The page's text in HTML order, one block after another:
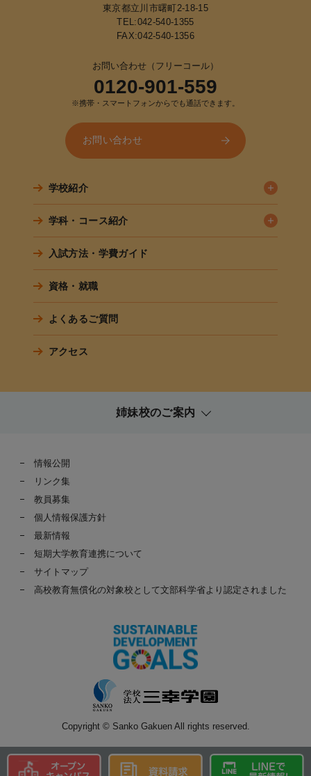
東京都立川市曙町2-18-15
TEL:042-540-1355
FAX:042-540-1356
お問い合わせ（フリーコール）
0120-901-559
※携帯・スマートフォンからでも通話できます。
お問い合わせ
学校紹介
学科・コース紹介
入試方法・学費ガイド
資格・就職
よくあるご質問
アクセス
姉妹校のご案内
情報公開
リンク集
教員募集
個人情報保護方針
最新情報
短期大学教育連携について
サイトマップ
高校教育無償化の対象校として文部科学省より認定されました
Copyright © Sanko Gakuen All rights reserved.